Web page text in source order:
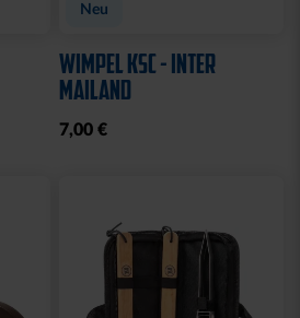
Neu
WIMPEL KSC - INTER
MAILAND
7,00 €